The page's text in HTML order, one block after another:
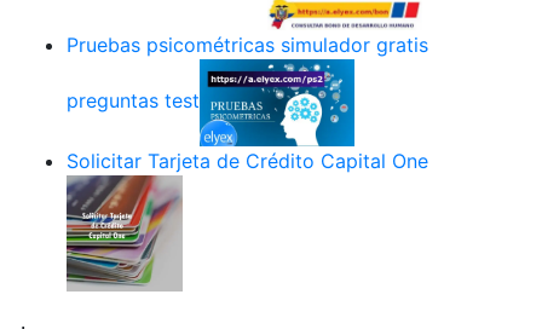
Pruebas psicométricas simulador gratis
preguntas test
Solicitar Tarjeta de Crédito Capital One
.